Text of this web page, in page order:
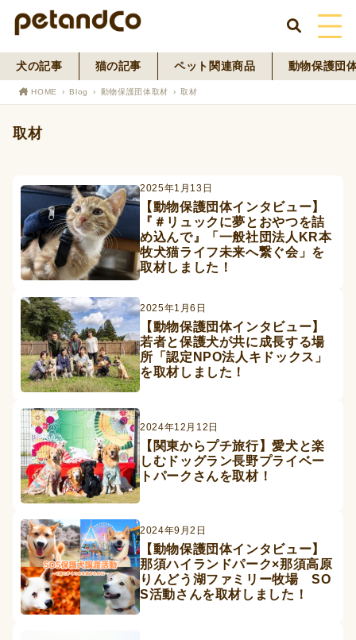
HOME
Blog
ペットフード事業
寄付活動
犬の記事 猫の記事 ペット関連商品 動物保護団
HOME Blog 動物保護団体取材 取材
取材
2025年1月13日
【動物保護団体インタビュー】
『＃リュックに夢とおやつを詰
め込んで』「一般社団法人KR本
牧犬猫ライフ未来へ繋ぐ会」を
取材しました！
2025年1月6日
【動物保護団体インタビュー】
若者と保護犬が共に成長する場
所「認定NPO法人キドックス」
を取材しました！
2024年12月12日
【関東からプチ旅行】愛犬と楽
しむドッグラン長野プライベー
トパークさんを取材！
2024年9月2日
【動物保護団体インタビュー】
那須ハイランドパーク×那須高原
りんどう湖ファミリー牧場 SO
S活動さんを取材しました！